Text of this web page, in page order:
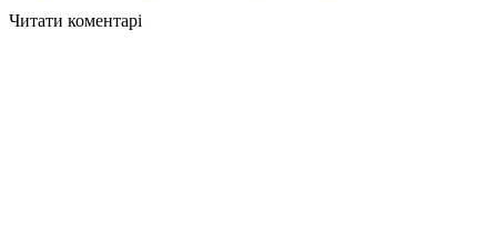
Читати коментарі